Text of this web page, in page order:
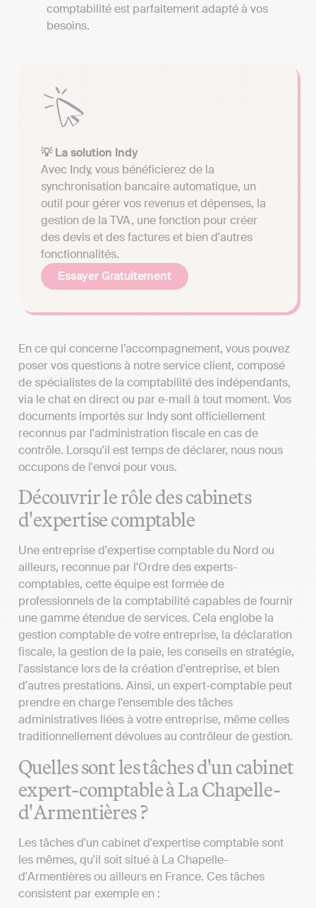
comptabilité est parfaitement adapté à vos
besoins.
💡 La solution Indy
Avec Indy, vous bénéficierez de la
synchronisation bancaire automatique, un
outil pour gérer vos revenus et dépenses, la
gestion de la TVA, une fonction pour créer
des devis et des factures et bien d'autres
fonctionnalités.
Essayer Gratuitement
En ce qui concerne l’accompagnement, vous pouvez
poser vos questions à notre service client, composé
de spécialistes de la comptabilité des indépendants,
via le chat en direct ou par e-mail à tout moment. Vos
documents importés sur Indy sont officiellement
reconnus par l'administration fiscale en cas de
contrôle. Lorsqu'il est temps de déclarer, nous nous
occupons de l'envoi pour vous.
Découvrir le rôle des cabinets
d'expertise comptable
Une entreprise d'expertise comptable du Nord ou
ailleurs, reconnue par l'Ordre des experts-
comptables, cette équipe est formée de
professionnels de la comptabilité capables de fournir
une gamme étendue de services. Cela englobe la
gestion comptable de votre entreprise, la déclaration
fiscale, la gestion de la paie, les conseils en stratégie,
l'assistance lors de la création d'entreprise, et bien
d'autres prestations. Ainsi, un expert-comptable peut
prendre en charge l'ensemble des tâches
administratives liées à votre entreprise, même celles
traditionnellement dévolues au contrôleur de gestion.
Quelles sont les tâches d'un cabinet
expert-comptable à La Chapelle-
d'Armentières ?
Les tâches d'un cabinet d'expertise comptable sont
les mêmes, qu'il soit situé à La Chapelle-
d'Armentières ou ailleurs en France. Ces tâches
consistent par exemple en :